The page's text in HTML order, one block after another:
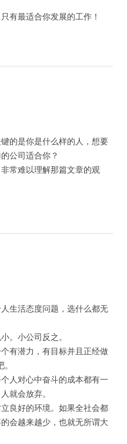
有最适合你发展的工作！
的是你是什么样的人，想要
公司适合你？
常难以理解那篇文章的观
生活态度问题，选什么都无
。小公司反之。
有潜力，有目标并且正经做
人对心中奋斗的成本都有一
就会放弃。
良好的环境。如果全社会都
会越来越少，也就无所谓大